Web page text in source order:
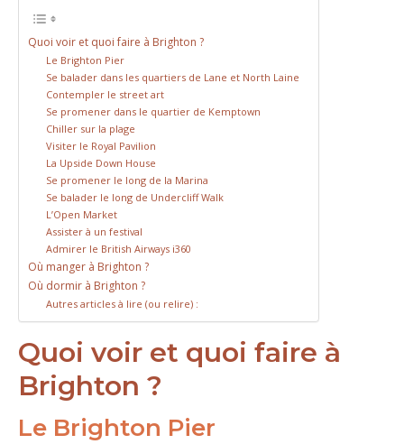
Quoi voir et quoi faire à Brighton ?
Le Brighton Pier
Se balader dans les quartiers de Lane et North Laine
Contempler le street art
Se promener dans le quartier de Kemptown
Chiller sur la plage
Visiter le Royal Pavilion
La Upside Down House
Se promener le long de la Marina
Se balader le long de Undercliff Walk
L’Open Market
Assister à un festival
Admirer le British Airways i360
Où manger à Brighton ?
Où dormir à Brighton ?
Autres articles à lire (ou relire) :
Quoi voir et quoi faire à
Brighton ?
Le Brighton Pier